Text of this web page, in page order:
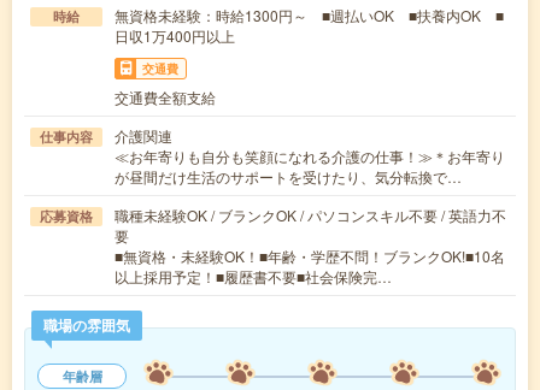
時給
無資格未経験：時給1300円～ ■週払いOK ■扶養内OK ■
日収1万400円以上
交通費
交通費全額支給
仕事内容
介護関連
≪お年寄りも自分も笑顔になれる介護の仕事！≫＊お年寄り
が昼間だけ生活のサポートを受けたり、気分転換で…
応募資格
職種未経験OK / ブランクOK / パソコンスキル不要 / 英語力不
要
■無資格・未経験OK！■年齢・学歴不問！ブランクOK!■10名
以上採用予定！■履歴書不要■社会保険完…
職場の雰囲気
年齢層